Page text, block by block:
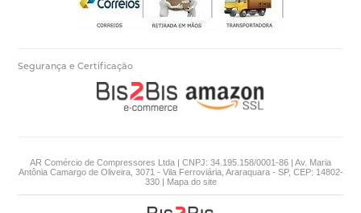
Segurança e Certificação
AR Comércio de Compressores Ltda | CNPJ: 34.195.158/0001-86 | Av. Maria
Antônia Camargo de Oliveira, 3071 - Vila Ferroviária, Araraquara - SP, CEP: 14802-
330 | Mapa do site